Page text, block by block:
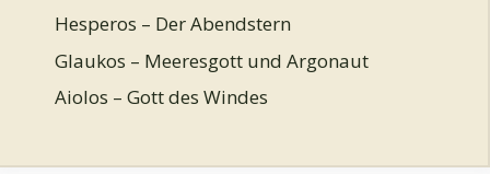
Hesperos – Der Abendstern
Glaukos – Meeresgott und Argonaut
Aiolos – Gott des Windes